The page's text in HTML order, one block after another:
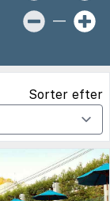
—
Sorter efter